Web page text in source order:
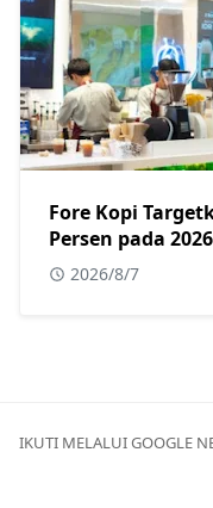
Fore Kopi
Persen pada 2026
2026/8/7
IKUTI MELALUI GOOGLE